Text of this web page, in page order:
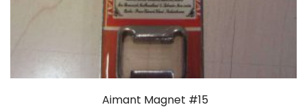
Aimant Magnet #15